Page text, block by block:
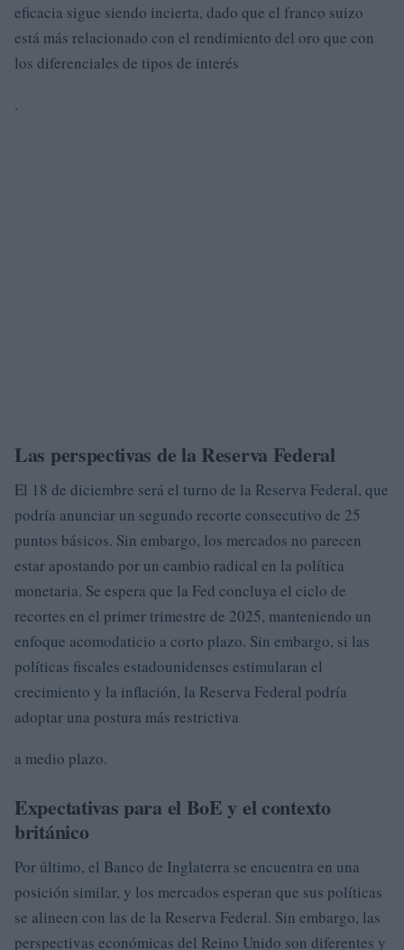
eficacia sigue siendo incierta, dado que el franco suizo
está más relacionado con el rendimiento del oro que con
los diferenciales de tipos de interés
.
Las perspectivas de la Reserva Federal
El 18 de diciembre será el turno de la Reserva Federal, que
podría anunciar un segundo recorte consecutivo de 25
puntos básicos. Sin embargo, los mercados no parecen
estar apostando por un cambio radical en la política
monetaria. Se espera que la Fed concluya el ciclo de
recortes en el primer trimestre de 2025, manteniendo un
enfoque acomodaticio a corto plazo. Sin embargo, si las
políticas fiscales estadounidenses estimularan el
crecimiento y la inflación, la Reserva Federal podría
adoptar una postura más restrictiva
a medio plazo.
Expectativas para el BoE y el contexto
británico
Por último, el Banco de Inglaterra se encuentra en una
posición similar, y los mercados esperan que sus políticas
se alineen con las de la Reserva Federal. Sin embargo, las
perspectivas económicas del Reino Unido son diferentes y